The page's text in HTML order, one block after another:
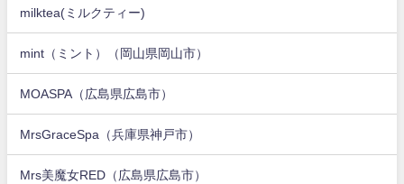
milktea(ミルクティー)
mint（ミント）（岡山県岡山市）
MOASPA（広島県広島市）
MrsGraceSpa（兵庫県神戸市）
Mrs美魔女RED（広島県広島市）